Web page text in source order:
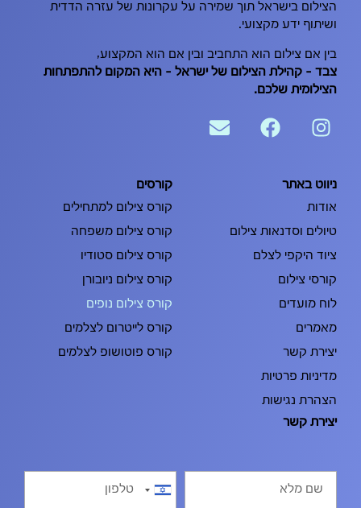
הצילום בישראל תוך שמירה על עקרונות של עזרה הדדית
ושיתוף ידע מקצועי.
בין אם צילום הוא התחביב ובין אם הוא המקצוע,
צבּד – קהילת הצילום של ישראל – היא המקום להתפתחות
הצילומית שלכם.
ניווט באתר
אודות
טיולים וסדנאות צילום
ציוד היקפי לצלם
קורסי צילום
לוח מועדים
מאמרים
יצירת קשר
מדיניות פרטיות
הצהרת נגישות
קורסים
קורס צילום למתחילים
קורס צילום משפחה
קורס צילום סטודיו
קורס צילום ניובורן
קורס צילום נופים
קורס לייטרום לצלמים
קורס פוטושופ לצלמים
יצירת קשר
Israel